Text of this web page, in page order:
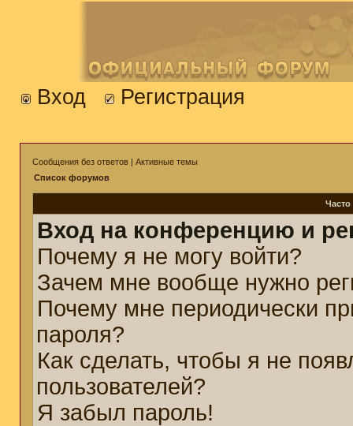
Вход Регистрация
Сообщения без ответов | Активные темы
Список форумов
Вход на конференцию и
Почему я не могу войти?
Зачем мне вообще нужно
Почему мне периодически
пароля?
Как сделать, чтобы я не
пользователей?
Я забыл пароль!